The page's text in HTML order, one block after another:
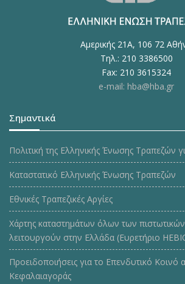
Αμερικής 21Α, 106 72
Τηλ.: 210 3386500
Fax: 210 3615324
e-mail: hba@hba.gr
Σημαντικά
Πολιτική της Ελληνικής Ένωσης Τραπεζών
Καταστατικό Ελληνικής Ένωσης Τραπεζών
Εθνικές Τραπεζικές Αργίες
Χάρτης καταστημάτων όλων των
λειτουργούν στην Ελλάδα (Ευρετήριο
Προειδοποιήσεις για το Επενδυτικό Κοινό
Κεφαλαιαγοράς